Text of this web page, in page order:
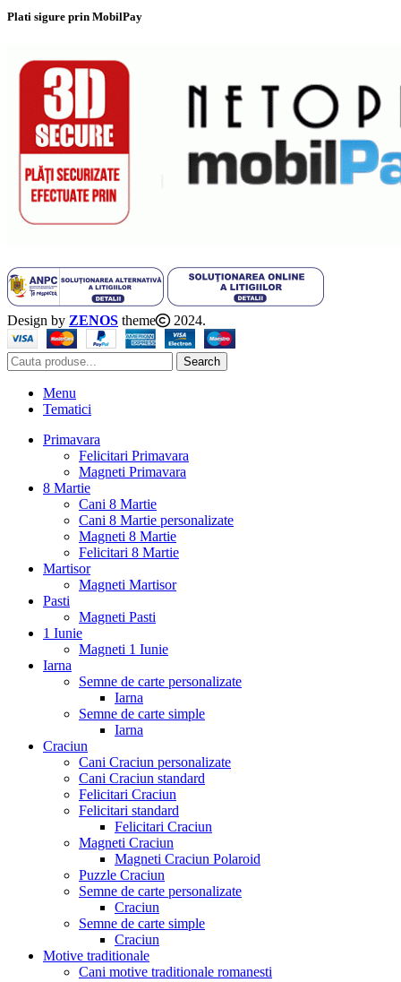
Plati sigure prin MobilPay
Design by ZENOS theme 2024.
Search
Menu
Tematici
Primavara
Felicitari Primavara
Magneti Primavara
8 Martie
Cani 8 Martie
Cani 8 Martie personalizate
Magneti 8 Martie
Felicitari 8 Martie
Martisor
Magneti Martisor
Pasti
Magneti Pasti
1 Iunie
Magneti 1 Iunie
Iarna
Semne de carte personalizate
Iarna
Semne de carte simple
Iarna
Craciun
Cani Craciun personalizate
Cani Craciun standard
Felicitari Craciun
Felicitari standard
Felicitari Craciun
Magneti Craciun
Magneti Craciun Polaroid
Puzzle Craciun
Semne de carte personalizate
Craciun
Semne de carte simple
Craciun
Motive traditionale
Cani motive traditionale romanesti